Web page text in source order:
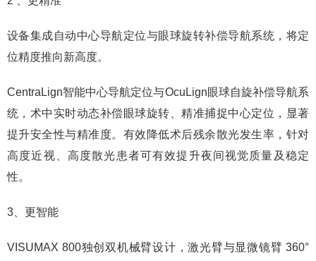
设备集成自动中心导航定位与眼球旋转补偿导航系统，将定
位精度推向新高度。
CentraLign智能中心导航定位与OcuLign眼球自旋补偿导航系
统，术中实时动态补偿眼球旋转、精准捕捉中心定位，显著
提升安全性与精准度。有效降低术后残余散光发生率，针对
高度近视、高度散光患者可有效提升夜间视觉质量及稳定
性。
3、更智能
VISUMAX 800独创双机械臂设计，激光臂与显微镜臂 360°